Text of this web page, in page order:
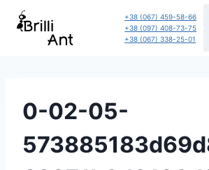
Перейти
+38 (067) 459-58-66
+38 (097) 408-73-75
+38 (067) 338-25-01
0-02-05-